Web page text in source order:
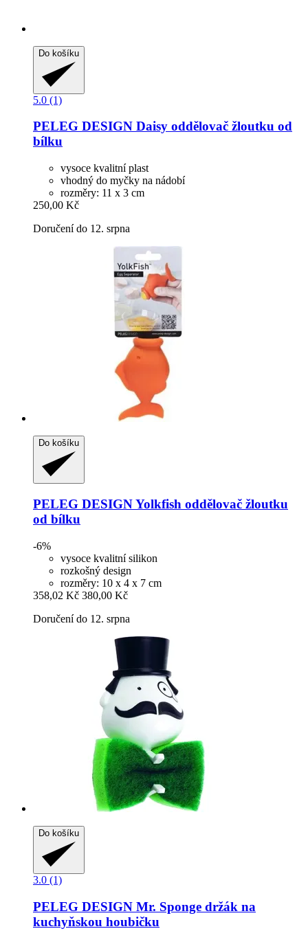
Do košíku
5.0 (1)
PELEG DESIGN Daisy oddělovač žloutku od
bílku
vysoce kvalitní plast
vhodný do myčky na nádobí
rozměry: 11 x 3 cm
250,00 Kč
Doručení do 12. srpna
Do košíku
PELEG DESIGNYolkfish oddělovač žloutku
od bílku
-6%
vysoce kvalitní silikon
rozkošný design
rozměry: 10 x 4 x 7 cm
358,02 Kč 380,00 Kč
Doručení do 12. srpna
Do košíku
3.0 (1)
PELEG DESIGN Mr. Sponge držák na
kuchyňskou houbičku